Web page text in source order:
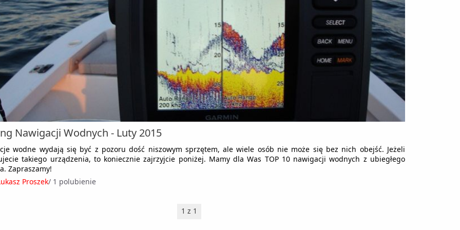
Nawigacji Wodnych - Luty 2015
wodne wydają się być z pozoru dość niszowym sprzętem, ale wiele osób nie może się bez nich obejść. Jeżeli
takiego urządzenia, to koniecznie zajrzyjcie poniżej. Mamy dla Was TOP 10 nawigacji wodnych z ubiegłego
Zapraszamy!
Proszek/ 1 polubienie
1 z 1